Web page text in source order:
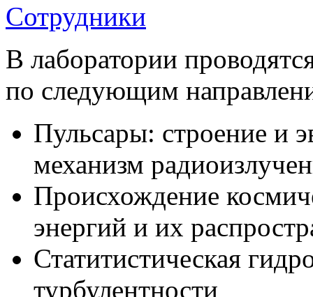
Сотрудники
В лаборатории
по следующим
Пульсары: строение и
механизм
Происхождение
энергий и их
Статитистическая
турбулентности